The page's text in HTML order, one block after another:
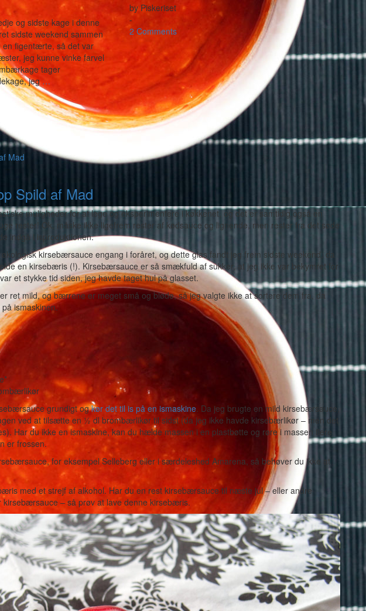
og sidste kage i denne
sidste weekend sammen
figentærte, så det var
jeg kunne vinke farvel
tager
jeg…
by Piskeriset
-
2 Comments
Spild af Mad
muligheder for at lege og eksperimentere i køkkenet, og det er samtidig også en
rester! Ok, måske ikke ligefrem rester af kødsauce og lignende, men rester fra det søde
indgå i isproduktionen.
kirsebærsauce engang i foråret, og dette glas fandt jeg frem sidste weekend, da
en kirsebæris (!). Kirsebærsauce er så smækfuld af sukker, at jeg ikke var bekymret for
et stykke tid siden, jeg havde taget hul på glasset.
ret mild, og bærrene er meget små og bløde, så jeg valgte ikke at sortere dem fra, da
ismaskinen.
grundigt ogkør det til is på en ismaskine. Da jeg brugte en mild kirsebærsauce,
ved at tilsætte en ½ dl brombærlikør til sidst (da jeg ikke havde kirsebærlikør – men det
Har du ikke en ismaskine, kan du hælde massen i en plastbøtte og røre i massen flere
er frossen.
for eksempel Selleberg eller i særdeleshed Amarena, så behøver du ikke at
med et strejf af alkohol. Har du en rest kirsebærsauce til næste jul – eller andre
kirsebærsauce – så prøv at lave denne kirsebæris.